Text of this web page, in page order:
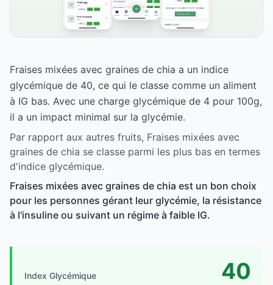
Fraises mixées avec graines de chia a un indice
glycémique de 40, ce qui le classe comme un aliment
à IG bas. Avec une charge glycémique de 4 pour 100g,
il a un impact minimal sur la glycémie.
Par rapport aux autres fruits, Fraises mixées avec
graines de chia se classe parmi les plus bas en termes
d'indice glycémique.
Fraises mixées avec graines de chia est un bon choix
pour les personnes gérant leur glycémie, la résistance
à l'insuline ou suivant un régime à faible IG.
Index Glycémique 40